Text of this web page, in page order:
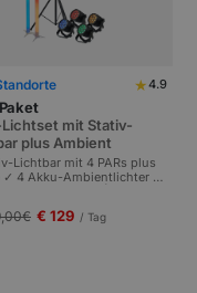
★4.9
mit Stativ-
plus Ambient
Lichtbar mit 4 PARs plus
✓ 4 Akku-Ambientlichter ✓
€ € 129 / Tag